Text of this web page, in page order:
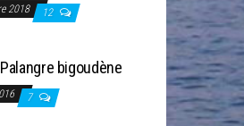
2018 12
bigoudène
7